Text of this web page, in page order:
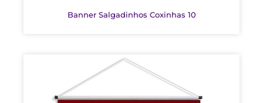
Banner Salgadinhos Coxinhas 10